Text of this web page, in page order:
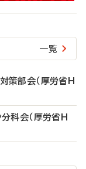
一覧
策部会（厚労省H
科会（厚労省H